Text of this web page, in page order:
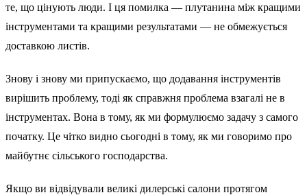
те, що цінують люди. І ця помилка — плутанина між кращими
інструментами та кращими результатами — не обмежується
доставкою листів.
Знову і знову ми припускаємо, що додавання інструментів
вирішить проблему, тоді як справжня проблема взагалі не в
інструментах. Вона в тому, як ми формулюємо задачу з самого
початку. Це чітко видно сьогодні в тому, як ми говоримо про
майбутнє сільського господарства.
Якщо ви відвідували великі дилерські салони протягом